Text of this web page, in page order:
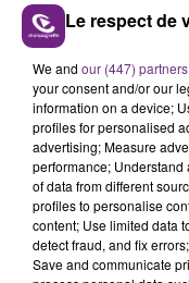
LE MAGASIN
SES PORTES
C'était l'une des
rémois. Le
fermer ses portes.
TITRES
Le respect de
We and our (447) partners
your consent and/or our
information on a device;
profiles for personalised
advertising; Measure
performance;
of data from different
profiles to personalise
content; Use limited data
detect fraud, and fix
Save and communicate